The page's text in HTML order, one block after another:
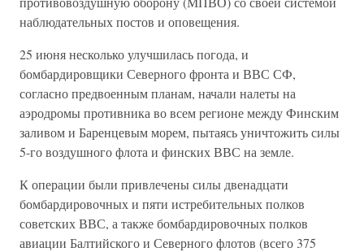
наблюдательных постов и оповещения.
25 июня несколько улучшилась погода, и
бомбардировщики Северного фронта и ВВС СФ,
согласно предвоенным планам, начали налеты на
аэродромы противника во всем регионе между Финским
заливом и Баренцевым морем, пытаясь уничтожить силы
5-го воздушного флота и финских ВВС на земле.
К операции были привлечены силы двенадцати
бомбардировочных и пяти истребительных полков
советских ВВС, а также бомбардировочных полков
авиации Балтийского и Северного флотов (всего 375